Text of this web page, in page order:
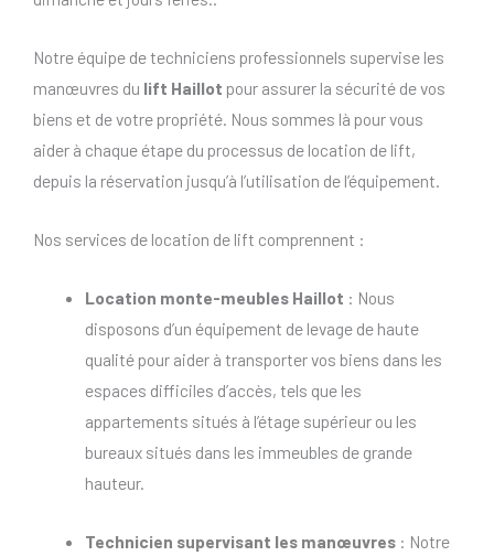
Notre équipe de techniciens professionnels supervise les
manœuvres du lift Haillot pour assurer la sécurité de vos
biens et de votre propriété. Nous sommes là pour vous
aider à chaque étape du processus de location de lift,
depuis la réservation jusqu’à l’utilisation de l’équipement.
Nos services de location de lift comprennent :
Location monte-meubles Haillot : Nous
disposons d’un équipement de levage de haute
qualité pour aider à transporter vos biens dans les
espaces difficiles d’accès, tels que les
appartements situés à l’étage supérieur ou les
bureaux situés dans les immeubles de grande
hauteur.
Technicien supervisant les manœuvres: Notre